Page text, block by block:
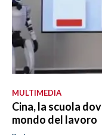
MULTIMEDIA
Cina, la scuola
mondo del lavoro